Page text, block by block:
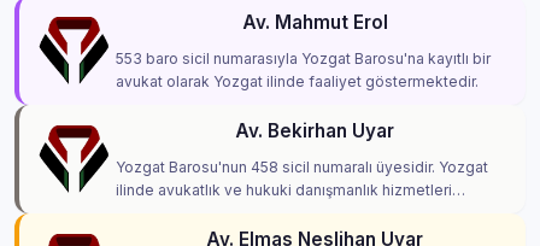
Av. Mahmut Erol
553 baro sicil numarasıyla Yozgat Barosu'na kayıtlı bir
avukat olarak Yozgat ilinde faaliyet göstermektedir.
Av. Bekirhan Uyar
Yozgat Barosu'nun 458 sicil numaralı üyesidir. Yozgat
ilinde avukatlık ve hukuki danışmanlık hizmetleri
Av. Elmas Neslihan Uyar